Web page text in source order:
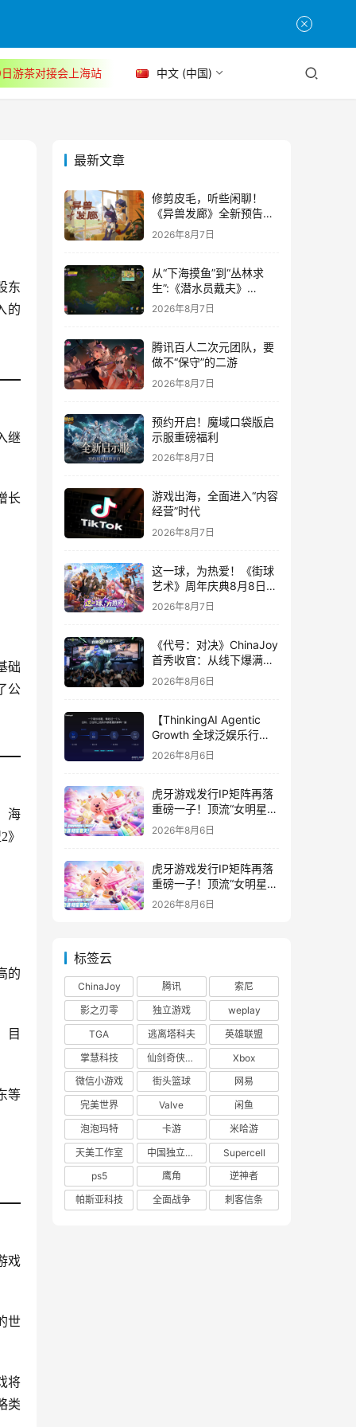
游茶对接会上海站 中文 (中国)
东
的
继
长
础
公
海
的
目
等
戏
世
将
类
最新文章
修剪皮毛，听些闲聊！
《异兽发廊》全新预告与
Steam免费试玩公开
2026年8月7日
从“下海摸鱼”到“丛林求
生”:《潜水员戴夫》
DLC《丛林》移动端定档
2026年8月7日
腾讯百人二次元团队，要
做不“保守”的二游
2026年8月7日
预约开启！魔域口袋版启
示服重磅福利
2026年8月7日
游戏出海，全面进入“内容
经营”时代
2026年8月7日
这一球，为热爱！《街球
艺术》周年庆典8月8日正
式上线，多重福利与全新
2026年8月7日
《代号：对决》ChinaJoy
首秀收官：从线下爆满看
见玩家的真实期待
2026年8月6日
【ThinkingAI Agentic
Growth 全球泛娱乐行业
峰会】Agent 时代，人到
2026年8月6日
虎牙游戏发行IP矩阵再落
重磅一子！顶流“女明星”
ZANMANG LOOPY 正版
3D消除手游《消消奇遇》
2026年8月6日
虎牙游戏发行IP矩阵再落
重磅一子！顶流“女明星”
ZANMANG LOOPY 正版
2026年8月6日
标签云
ChinaJoy 腾讯
索尼
影之刃零
独立游戏
weplay
TGA
逃离塔科夫
英雄联盟
掌慧科技
仙剑奇侠传四
Xbox
微信小游戏
街头篮球
网易
完美世界
Valve
闲鱼
泡泡玛特
卡游
米哈游
天美工作室
中国独立游戏联盟
Supercell
ps5
鹰角
逆神者
帕斯亚科技
全面战争 刺客信条